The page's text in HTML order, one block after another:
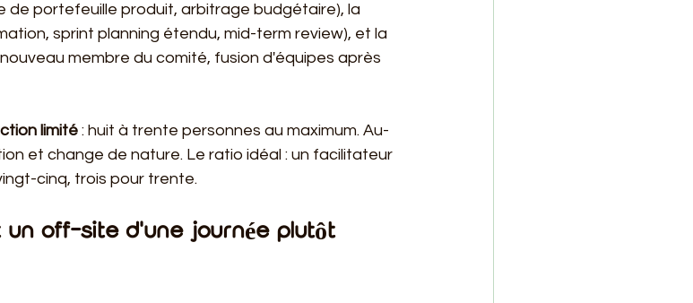
de portefeuille produit, arbitrage budgétaire), la
sprint planning étendu, mid-term review), et la
membre du comité, fusion d'équipes après
limité : huit à trente personnes au maximum. Au-
et change de nature. Le ratio idéal : un facilitateur
cinq, trois pour trente.
un off-site d'une journée plutôt